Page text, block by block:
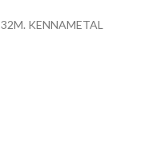
KENNAMETAL